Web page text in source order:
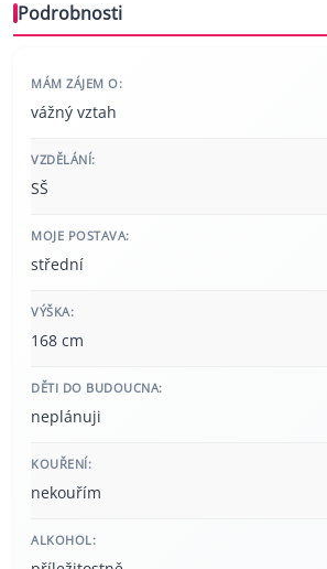
Podrobnosti
MÁM ZÁJEM O:
vážný vztah
VZDĚLÁNÍ:
SŠ
MOJE POSTAVA:
střední
VÝŠKA:
168 cm
DĚTI DO BUDOUCNA:
neplánuji
KOUŘENÍ:
nekouřím
ALKOHOL: